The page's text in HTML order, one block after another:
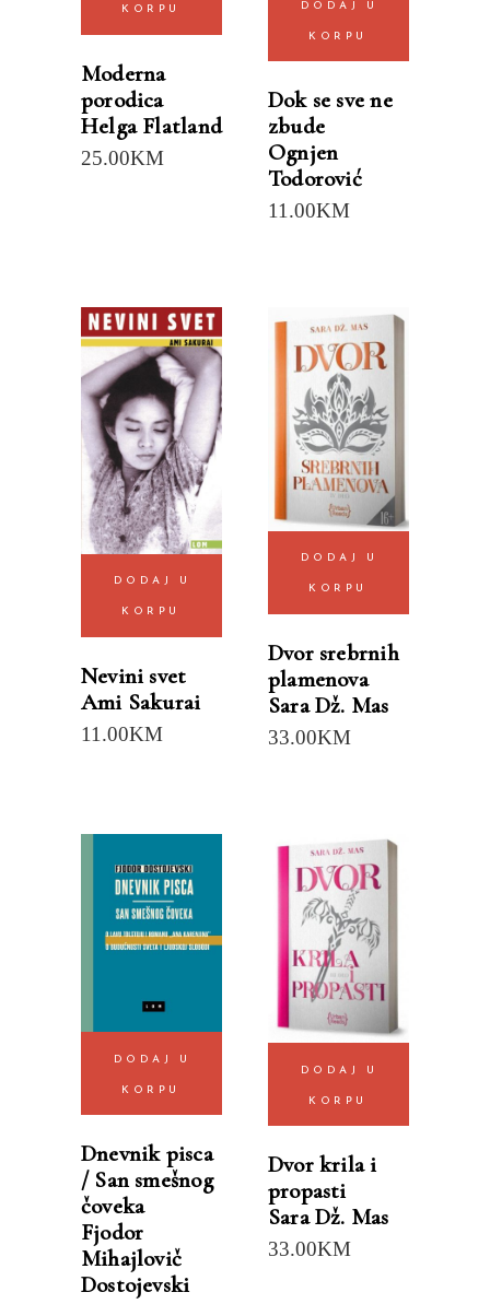
KORPU
Moderna
porodica
Helga Flatland
25.00KM
DODAJ U
KORPU
Dok se sve ne
zbude
Ognjen
Todorović
11.00KM
DODAJ U
KORPU
Nevini svet
Ami Sakurai
11.00KM
DODAJ U
KORPU
Dvor srebrnih
plamenova
Sara Dž. Mas
33.00KM
DODAJ U
KORPU
Dnevnik pisca
/ San smešnog
čoveka
Fjodor
Mihajlovič
Dostojevski
DODAJ U
KORPU
Dvor krila i
propasti
Sara Dž. Mas
33.00KM